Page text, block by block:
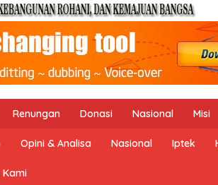
Renungan Donasi Nasional Misi
Opini & Analisa Nasional Iptek
Kami